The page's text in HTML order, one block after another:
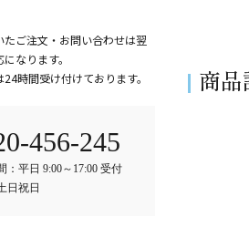
たご注文・お問い合わせは翌
なります。
時間受け付けております。
456-245
：平日 9:00～17:00 受付
日祝日
商